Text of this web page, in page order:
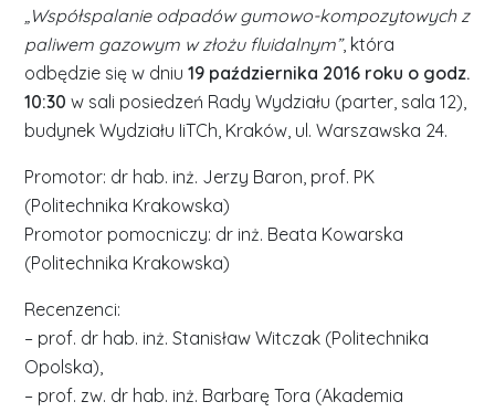
„Współspalanie odpadów gumowo-kompozytowych z
paliwem gazowym w złożu fluidalnym”, która
odbędzie się w dniu19 października 2016 roku o godz.
10:30 w sali posiedzeń Rady Wydziału (parter, sala 12),
budynek Wydziału IiTCh, Kraków, ul. Warszawska 24.
Promotor: dr hab. inż. Jerzy Baron, prof. PK
(Politechnika Krakowska)
Promotor pomocniczy: dr inż. Beata Kowarska
(Politechnika Krakowska)
Recenzenci:
– prof. dr hab. inż. Stanisław Witczak (Politechnika
Opolska),
– prof. zw. dr hab. inż. Barbarę Tora (Akademia